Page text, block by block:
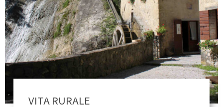
VITA RURALE